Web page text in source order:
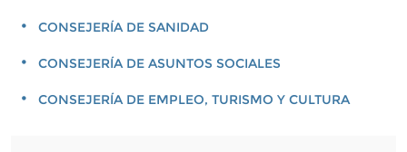
CONSEJERÍA DE SANIDAD
CONSEJERÍA DE ASUNTOS SOCIALES
CONSEJERÍA DE EMPLEO, TURISMO Y CULTURA